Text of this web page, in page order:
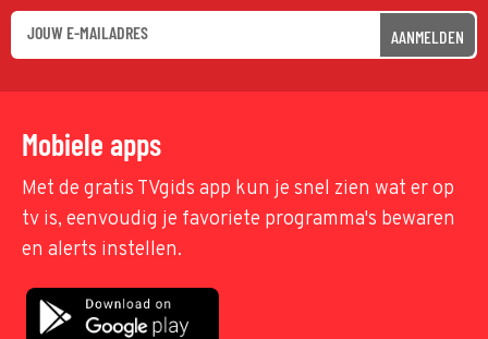
AANMELDEN
Mobiele apps
Met de gratis TVgids app kun je snel zien wat er op
tv is, eenvoudig je favoriete programma's bewaren
en alerts instellen.